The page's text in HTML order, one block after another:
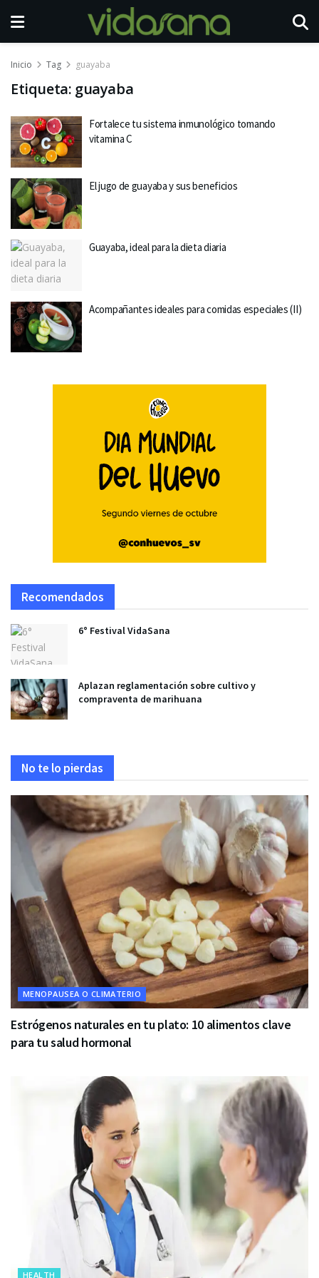
Inicio Tag guayaba
Etiqueta: guayaba
Fortalece tu sistema inmunológico tomando
vitamina C
El jugo de guayaba y sus beneficios
Guayaba, ideal para la dieta diaria
Acompañantes ideales para comidas especiales (II)
Recomendados
6° Festival VidaSana
Aplazan reglamentación sobre cultivo y
compraventa de marihuana
No te lo pierdas
MENOPAUSEA O CLIMATERIO
Estrógenos naturales en tu plato: 10 alimentos clave
para tu salud hormonal
HEALTH